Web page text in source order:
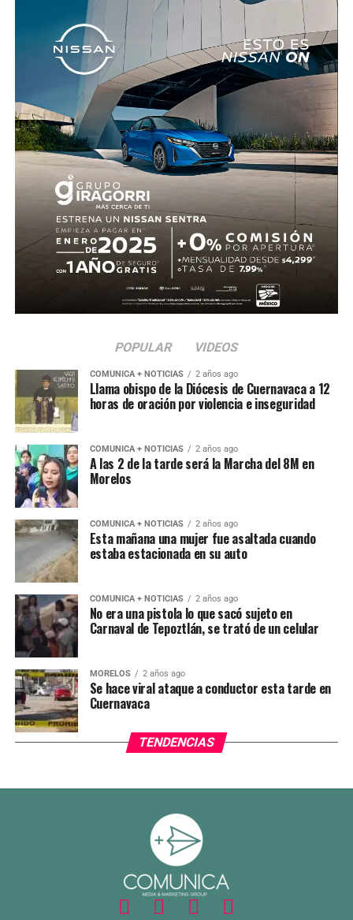
definió con categoría dentro del área para abrir el
marcador.
El dominio mexicano se mantuvo y no tardó en reflejarse
nuevamente. Al 31’, una recuperación en zona alta
permitió a Quiñones devolverle el balón a Raúl Jiménez,
quien sacó un potente disparo al ángulo para firmar el 2-
0.
Antes del descanso, el arquero Luis Ángel “Tala” Rangel
evitó el descuento con una gran atajada, manteniendo la
ventaja para el conjunto tricolor.
En la segunda mitad, Ecuador adelantó líneas y buscó
reaccionar con cambios ofensivos, pero careció de
claridad frente al arco. México, por su parte, optó por
administrar la ventaja y buscar espacios al contragolpe.
lo que terminó por inclinar definitivamente el encuentro a
favor del Tri.
Con este resultado, México no solo avanza de ronda, sino
que también deja atrás una larga racha negativa en
partidos decisivos, ilusionando a su afición con un equipo
que combina orden, intensidad y contundencia.
POPULAR VIDEOS
COMUNICA + NOTICIAS 2 años ago
Llama obispo de la Diócesis de Cuernavaca a 12
horas de oración por violencia e inseguridad
COMUNICA + NOTICIAS 2 años ago
A las 2 de la tarde será la Marcha del 8M en
Morelos
COMUNICA + NOTICIAS 2 años ago
Esta mañana una mujer fue asaltada cuando
estaba estacionada en su auto
COMUNICA + NOTICIAS 2 años ago
No era una pistola lo que sacó sujeto en
Carnaval de Tepoztlán, se trató de un celular
MORELOS 2 años ago
Se hace viral ataque a conductor esta tarde en
Cuernavaca
TENDENCIAS